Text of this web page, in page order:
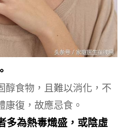
醇食物，且難以消化，不
康復，故應忌食。
多為熱毒熾盛，或陰虛